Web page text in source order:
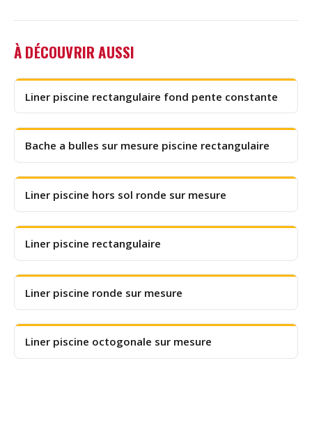
À DÉCOUVRIR AUSSI
Liner piscine rectangulaire fond pente constante
Bache a bulles sur mesure piscine rectangulaire
Liner piscine hors sol ronde sur mesure
Liner piscine rectangulaire
Liner piscine ronde sur mesure
Liner piscine octogonale sur mesure